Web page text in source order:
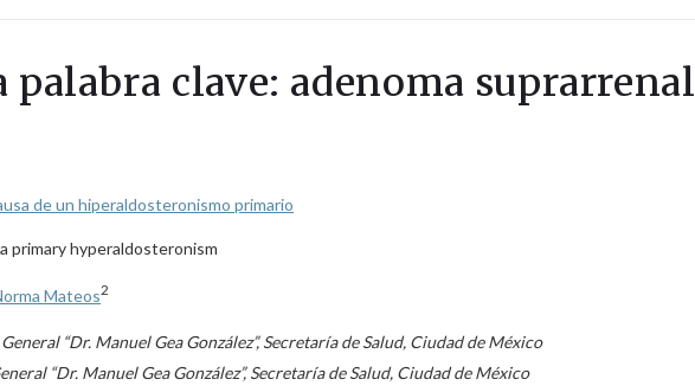
clave: adenoma suprarrenal
de un hiperaldosteronismo primario
primary hyperaldosteronism
Mateos2
“Dr. Manuel Gea González”, Secretaría de Salud, Ciudad de México
“Dr. Manuel Gea González”, Secretaría de Salud, Ciudad de México